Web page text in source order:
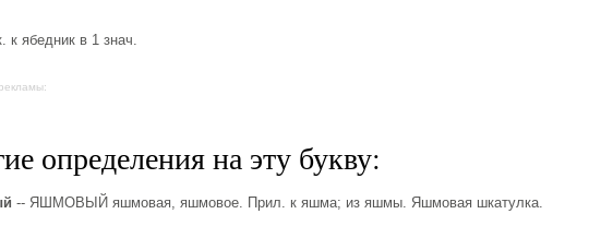
к ябедник в 1 знач.
определения на эту букву:
-- ЯШМОВЫЙ яшмовая, яшмовое. Прил. к яшма; из яшмы. Яшмовая шкатулка.